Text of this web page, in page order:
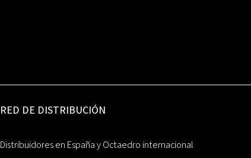
RED DE DISTRIBUCIÓN
Distribuidores en España y Octaedro internacional